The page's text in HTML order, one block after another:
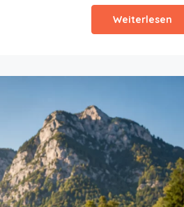
Weiterlesen